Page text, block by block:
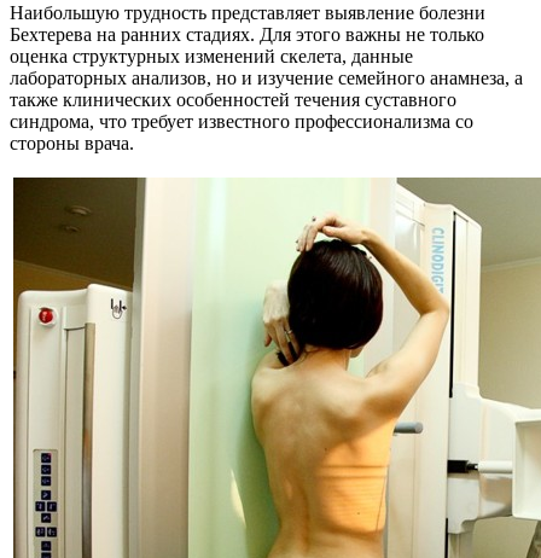
Наибольшую трудность представляет выявление болезни
Бехтерева на ранних стадиях. Для этого важны не только
оценка структурных изменений скелета, данные
лабораторных анализов, но и изучение семейного анамнеза, а
также клинических особенностей течения суставного
синдрома, что требует известного профессионализма со
стороны врача.